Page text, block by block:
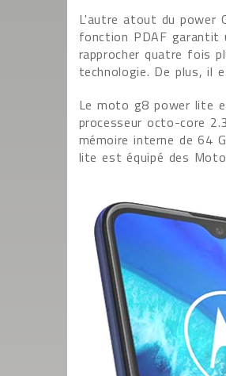
L'autre atout du power
fonction PDAF garantit
rapprocher quatre fois
technologie. De plus, il
Le moto g8 power lite
processeur octo-core
mémoire interne de 64
lite est équipé des